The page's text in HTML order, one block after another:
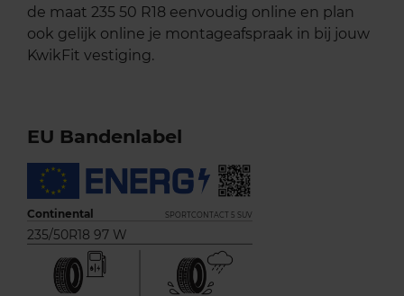
de maat 235 50 R18 eenvoudig online en plan
ook gelijk online je montageafspraak in bij jouw
KwikFit vestiging.
EU Bandenlabel
Continental SPORTCONTACT 5 SUV
235/50R18 97 W